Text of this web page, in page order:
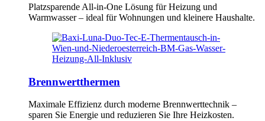
Platzsparende All-in-One Lösung für Heizung und
Warmwasser – ideal für Wohnungen und kleinere Haushalte.
Brennwertthermen
Maximale Effizienz durch moderne Brennwerttechnik –
sparen Sie Energie und reduzieren Sie Ihre Heizkosten.